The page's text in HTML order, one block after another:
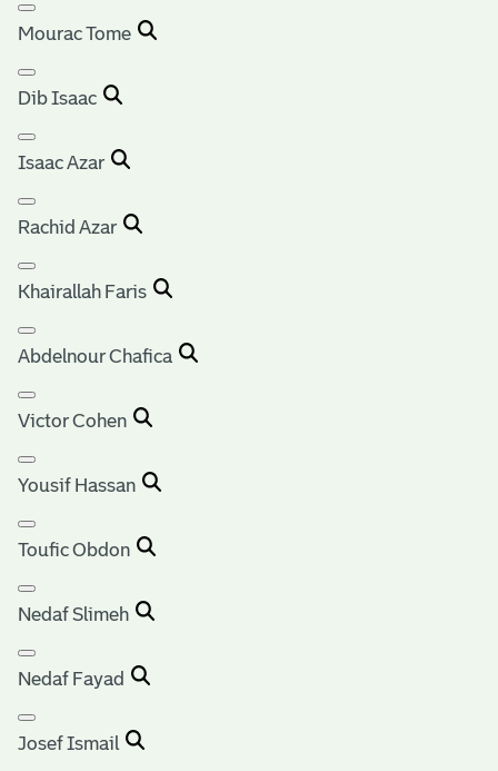
Mourac Tome
Dib Isaac
Isaac Azar
Rachid Azar
Khairallah Faris
Abdelnour Chafica
Victor Cohen
Yousif Hassan
Toufic Obdon
Nedaf Slimeh
Nedaf Fayad
Josef Ismail